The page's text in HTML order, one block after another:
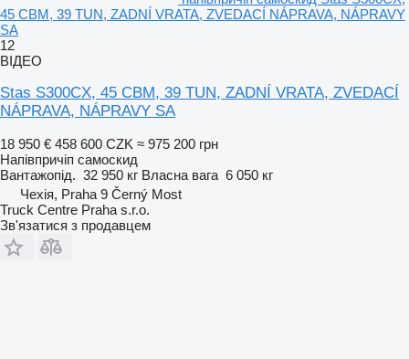
45 CBM, 39 TUN, ZADNÍ VRATA, ZVEDACÍ NÁPRAVA, NÁPRAVY
SA
12
ВІДЕО
Stas S300CX, 45 CBM, 39 TUN, ZADNÍ VRATA, ZVEDACÍ
NÁPRAVA, NÁPRAVY SA
18 950 € 458 600 CZK ≈ 975 200 грн
Напівпричіп самоскид
Вантажопід. 32 950 кг Власна вага 6 050 кг
Чехія, Praha 9 Černý Most
Truck Centre Praha s.r.o.
Зв'язатися з продавцем